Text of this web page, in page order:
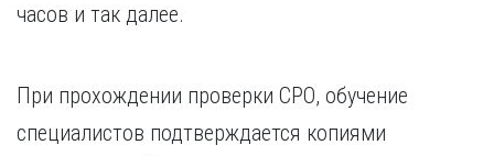
часов и так далее.
При прохождении проверки СРО, обучение
специалистов подтверждается копиями